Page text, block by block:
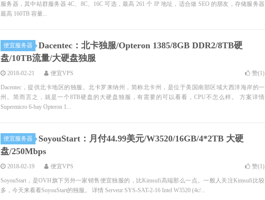
服务器，其中站群服务器 4C、8C、16C 可选，最高 261 个 IP 地址，适合做 SEO 的朋友，存储服务器
最高 160TB 容量...
便宜服务器
Dacentec：北卡独服/Opteron 1385/8GB DDR2/8TB硬
盘/10TB流量/大硬盘独服
2018-02-21 便宜VPS 赞(1)
Dacentec，提供北卡地区的独服。北卡罗来纳州，简称北卡州，是位于美国南部区域大西洋海岸的一
州。简而言之，就是一个8TB硬盘的大硬盘独服，有需要的可以看看，CPU不怎么样。 方案详情
Supermicro 6-bay Opteron 1...
便宜服务器
SoyouStart：月付44.99美元/W3520/16GB/4*2TB 大硬
盘/250Mbps
2018-02-19 便宜VPS 赞(1)
SoyouStart，是OVH旗下另外一家销售便宜独服的，比Kimsufi高端那么一点。一般人关注Kimsufi比较
多，今天来看看SoyouStart的独服。 详情 Serveur SYS-SAT-2-16 Intel W3520 (4c/...